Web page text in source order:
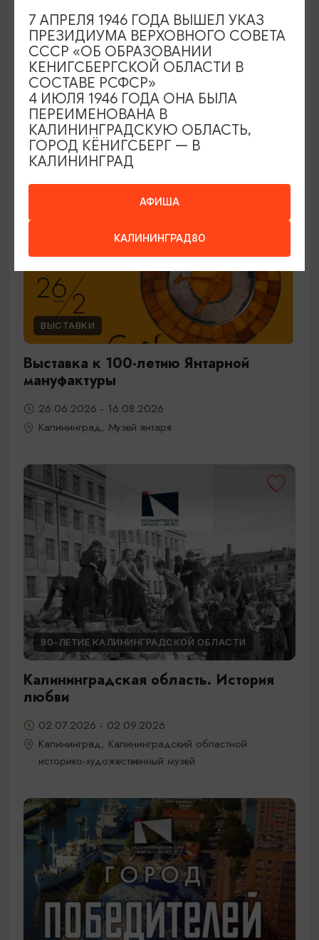
ЭКСКУРСИИ УЧРЕЖДЕНИЙ КУЛЬТУРЫ
Код города. История в символах
25.06.2026 - 30.09.2026, ПН-ПТ в 12:00
Калининград, Музей янтаря
ОТ 150₽ ПУШКИНСКАЯ КАРТА
ВЫСТАВКИ
Выставка к 100-летию Янтарной
мануфактуры
26.06.2026 - 16.08.2026
Калининград, Музей янтаря
80-ЛЕТИЕ КАЛИНИНГРАДСКОЙ ОБЛАСТИ
Калининградская область. История
любви
02.07.2026 - 02.09.2026
Калининград, Калининградский областной
историко-художественный музей
АФИША
КАЛИНИНГРАД80
7 АПРЕЛЯ 1946 ГОДА ВЫШЕЛ УКАЗ
ПРЕЗИДИУМА ВЕРХОВНОГО СОВЕТА
СССР «ОБ ОБРАЗОВАНИИ
КЕНИГСБЕРГСКОЙ ОБЛАСТИ В
СОСТАВЕ РСФСР»
4 ИЮЛЯ 1946 ГОДА ОНА БЫЛА
ПЕРЕИМЕНОВАНА В
КАЛИНИНГРАДСКУЮ ОБЛАСТЬ,
ГОРОД КЁНИГСБЕРГ — В
КАЛИНИНГРАД